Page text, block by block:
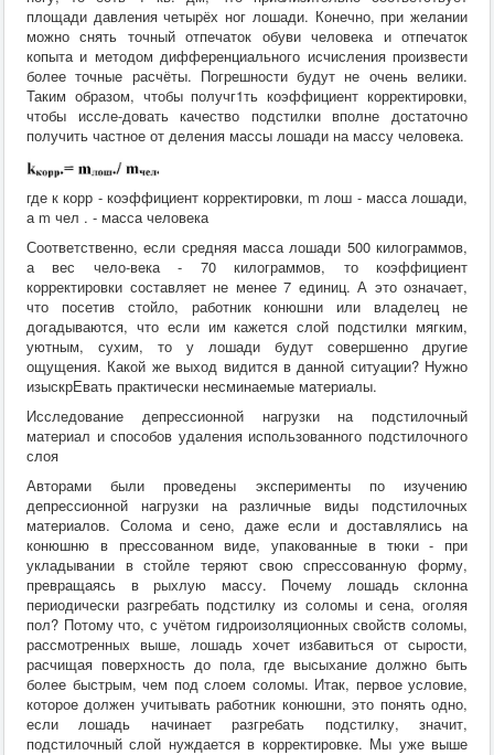
площади давления четырёх ног лошади. Конечно, при желании
можно снять точный отпечаток обуви человека и отпечаток
копыта и методом дифференциального исчисления произвести
более точные расчёты. Погрешности будут не очень велики.
Таким образом, чтобы получг1ть коэффициент корректировки,
чтобы иссле-довать качество подстилки вполне достаточно
получить частное от деления массы лошади на массу человека.
где к корр - коэффициент корректировки, m лош - масса лошади,
а m чел . - масса человека
Соответственно, если средняя масса лошади 500 килограммов,
а вес чело-века - 70 килограммов, то коэффициент
корректировки составляет не менее 7 единиц. А это означает,
что посетив стойло, работник конюшни или владелец не
догадываются, что если им кажется слой подстилки мягким,
уютным, сухим, то у лошади будут совершенно другие
ощущения. Какой же выход видится в данной ситуации? Нужно
изыскрЕвать практически несминаемые материалы.
Исследование депрессионной нагрузки на подстилочный
материал и способов удаления использованного подстилочного
слоя
Авторами были проведены эксперименты по изучению
депрессионной нагрузки на различные виды подстилочных
материалов. Солома и сено, даже если и доставлялись на
конюшню в прессованном виде, упакованные в тюки - при
укладывании в стойле теряют свою спрессованную форму,
превращаясь в рыхлую массу. Почему лошадь склонна
периодически разгребать подстилку из соломы и сена, оголяя
пол? Потому что, с учётом гидроизоляционных свойств соломы,
рассмотренных выше, лошадь хочет избавиться от сырости,
расчищая поверхность до пола, где высыхание должно быть
более быстрым, чем под слоем соломы. Итак, первое условие,
которое должен учитывать работник конюшни, это понять одно,
если лошадь начинает разгребать подстилку, значит,
подстилочный слой нуждается в корректировке. Мы уже выше